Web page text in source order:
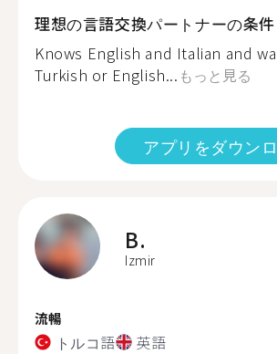
理想の言語交換パートナーの条件
Knows English and Italian and
Turkish or English... もっと見る
アプリをダウン
B.
Izmir
流暢
トルコ語 英語